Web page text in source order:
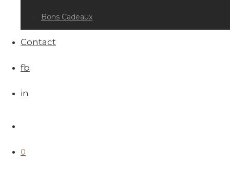
Bons Cadeaux
Contact
fb
in
0